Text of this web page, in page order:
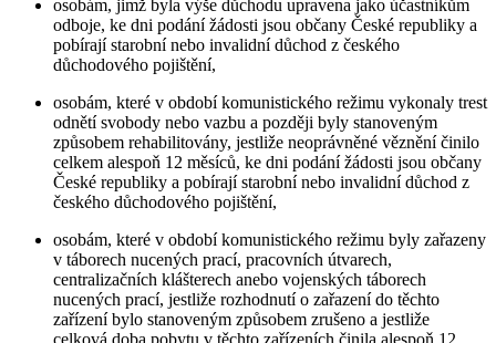
osobám, jimž byla výše důchodu upravena jako účastníkům
odboje, ke dni podání žádosti jsou občany České republiky a
pobírají starobní nebo invalidní důchod z českého
důchodového pojištění,
osobám, které v období komunistického režimu vykonaly trest
odnětí svobody nebo vazbu a později byly stanoveným
způsobem rehabilitovány, jestliže neoprávněné věznění činilo
celkem alespoň 12 měsíců, ke dni podání žádosti jsou občany
České republiky a pobírají starobní nebo invalidní důchod z
českého důchodového pojištění,
osobám, které v období komunistického režimu byly zařazeny
v táborech nucených prací, pracovních útvarech,
centralizačních klášterech anebo vojenských táborech
nucených prací, jestliže rozhodnutí o zařazení do těchto
zařízení bylo stanoveným způsobem zrušeno a jestliže
celková doba pobytu v těchto zařízeních činila alespoň 12